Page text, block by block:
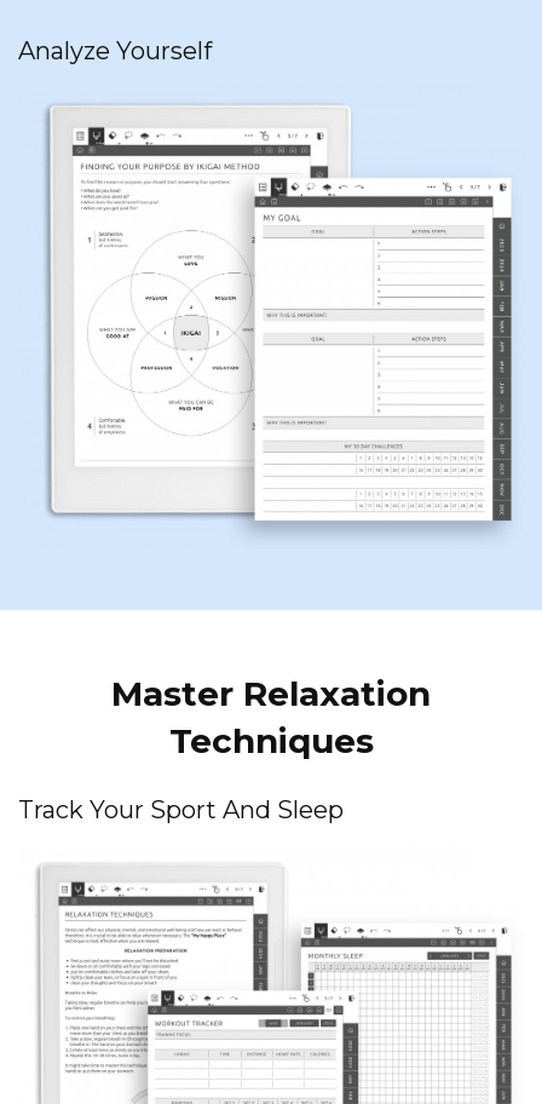
Analyze Yourself
Master Relaxation
Techniques
Track Your Sport And Sleep